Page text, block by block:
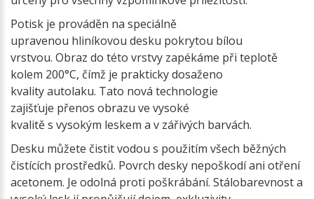
Potisk je prováděn na speciálně
upravenou hliníkovou desku pokrytou bílou
vrstvou. Obraz do této vrstvy zapékáme při teplotě
kolem 200°C, čímž je prakticky dosaženo
kvality autolaku. Tato nová technologie
zajišťuje přenos obrazu ve vysoké
kvalitě s vysokým leskem a v zářivých barvách.
Desku můžete čistit vodou s použitím všech běžných
čistících prostředků. Povrch desky nepoškodí ani otření
acetonem. Je odolná proti poškrábání. Stálobarevnost a